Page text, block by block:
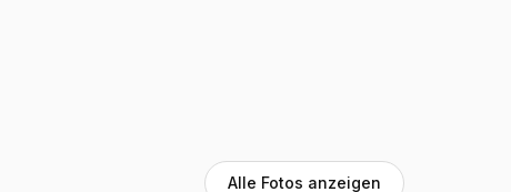
Alle Fotos anzeigen